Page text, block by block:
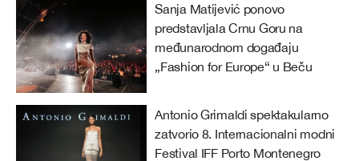
Sanja Matijević ponovo
predstavljala Crnu Goru na
međunarodnom događaju
„Fashion for Europe“ u Beču
Antonio Grimaldi spektakularno
zatvorio 8. Internacionalni modni
Festival IFF Porto Montenegro